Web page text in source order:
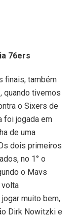
76ers
finais, também
quando tivemos
o Sixers de
foi jogada em
de uma
dois primeiros
no 1° o
o Mavs
volta
muito bem,
Dirk Nowitzki e